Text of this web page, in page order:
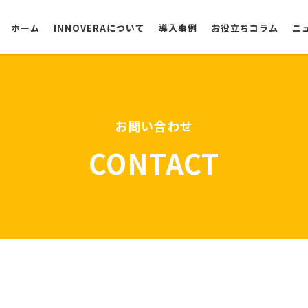
ホーム INNOVERAについて 導入事例 お役立ちコラム ニ
お問い合わせ
CONTACT